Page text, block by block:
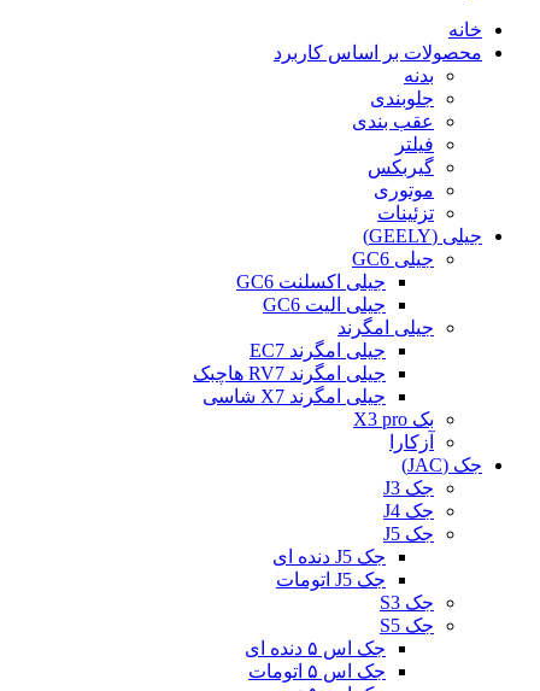
خانه
محصولات بر اساس کاربرد
بدنه
جلوبندی
عقب بندی
فیلتر
گیربکس
موتوری
تزئینات
جیلی (GEELY)
جیلی GC6
جیلی اکسلنت GC6
جیلی الیت GC6
جیلی امگرند
جیلی امگرند EC7
جیلی امگرند RV7 هاچبک
جیلی امگرند X7 شاسی
بک X3 pro
آزکارا
جک (JAC)
جک J3
جک J4
جک J5
جک J5 دنده ای
جک J5 اتومات
جک S3
جک S5
جک اس ۵ دنده ای
جک اس ۵ اتومات